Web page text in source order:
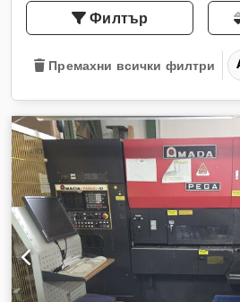
Филтър
Премахни всички филтри